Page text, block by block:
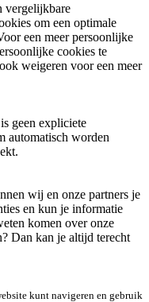
vergelijkbare
om een optimale
een meer persoonlijke
cookies te
weigeren voor een meer
geen expliciete
automatisch worden
wij en onze partners je
en kun je informatie
komen over onze
Dan kan je altijd terecht
kunt navigeren en gebruik